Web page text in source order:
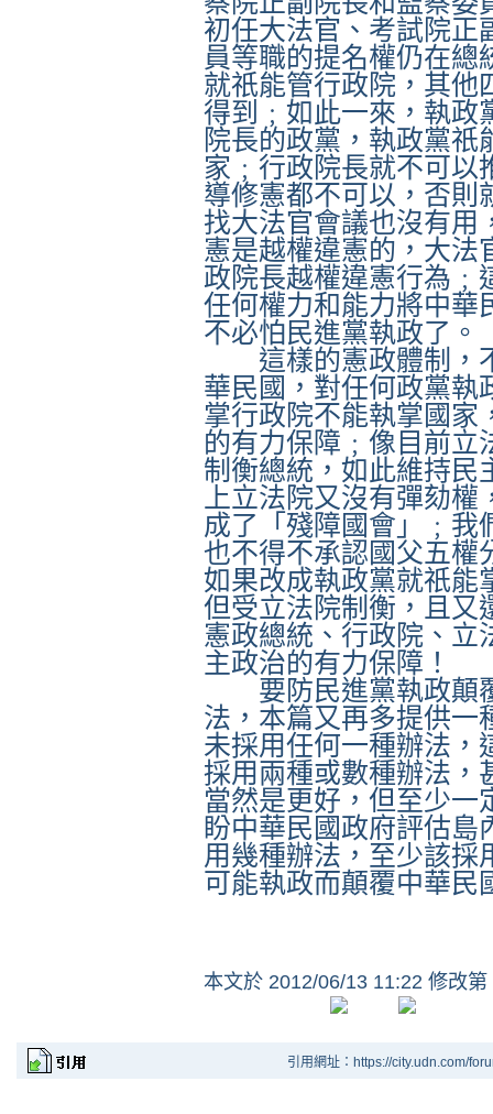
初任大法官、考試院正
員等職的提名權仍在總
就祇能管行政院，其他
得到﹔如此一來，執政
院長的政黨，執政黨祇
家﹔行政院長就不可以
導修憲都不可以，否則
找大法官會議也沒有用
憲是越權違憲的，大法
政院長越權違憲行為﹔
任何權力和能力將中華
不必怕民進黨執政了。
這樣的憲政體制，
華民國，對任何政黨執
掌行政院不能執掌國家
的有力保障﹔像目前立
制衡總統，如此維持民
上立法院又沒有彈劾
成了「殘障國會」﹔我
也不得不承認國父五權
如果改成執政黨就祇能
但受立法院制衡，且又
憲政總統、行政院、立
主政治的有力保障！
要防民進黨執政顛
法，本篇又再多提供一
未採用任何一種辦法，
採用兩種或數種辦法，
當然是更好，但至少一
盼中華民國政府評估島
用幾種辦法，至少該採
可能執政而顛覆中華民
本文於 2012/06/13 11:22 修改第
引用網址：https://city.udn.com/